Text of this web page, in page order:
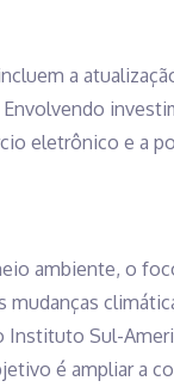
a
eletrônico e a
ambiente, o
mudanças
Instituto Sul-
é ampliar a